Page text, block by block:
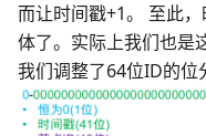
而让时间戳+1。 至此
体了。实际上我们也是
我们调整了64位ID的位